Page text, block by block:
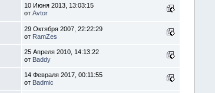
10 Июня 2013, 13:03:15
от Avtor
29 Октября 2007, 22:22:29
от RamZes
25 Апреля 2010, 14:13:22
от Baddy
14 Февраля 2017, 00:11:55
от Badmic